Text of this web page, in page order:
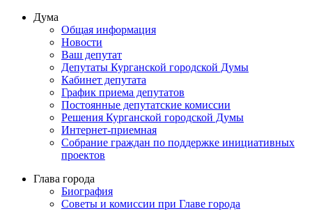
Дума
Общая информация
Новости
Ваш депутат
Депутаты Курганской городской Думы
Кабинет депутата
График приема депутатов
Постоянные депутатские комиссии
Решения Курганской городской Думы
Интернет-приемная
Собрание граждан по поддержке инициативных
проектов
Глава города
Биография
Советы и комиссии при Главе города